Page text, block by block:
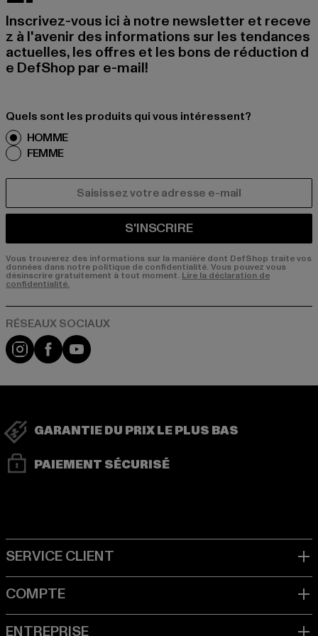
Inscrivez-vous ici à notre newsletter et receve
z à l'avenir des informations sur les tendances
actuelles, les offres et les bons de réduction d
e DefShop par e-mail!
Quels sont les produits qui vous intéressent?
HOMME
FEMME
S'INSCRIRE
Vous trouverez des informations sur la manière dont DefShop traite vos
données dans notre politique de confidentialité. Vous pouvez vous
désinscrire gratuitement à tout moment.Lire la déclaration de
confidentialité.
Visit our Instagram page:
Visit our Facebook page:
Visit our YouTube channel:
GARANTIE DU PRIX LE PLUS BAS
PAIEMENT SÉCURISÉ